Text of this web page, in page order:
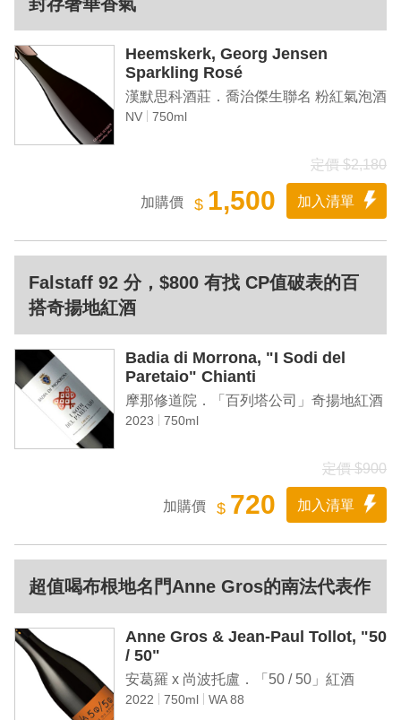
Heemskerk, Georg Jensen
Sparkling Rosé
漢默思科酒莊．喬治傑生聯名 粉紅氣泡酒
NV 750ml
定價 $2,180
$ 1,500 加入清單
加購價
Falstaff 92 分，$800 有找 CP值破表的百
搭奇揚地紅酒
Badia di Morrona, "I Sodi del
Paretaio" Chianti
摩那修道院．「百列塔公司」奇揚地紅酒
2023 750ml
定價 $900
$ 720 加入清單
加購價
超值喝布根地名門Anne Gros的南法代表作
Anne Gros & Jean-Paul Tollot, "50
/ 50"
安葛羅 x 尚波托盧．「50 / 50」紅酒
2022 750ml WA 88